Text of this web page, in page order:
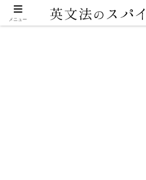
チョムスキー
メニュー